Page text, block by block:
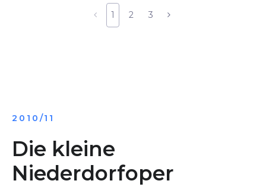
1 2 3
2010/11
Die kleine
Niederdorfoper